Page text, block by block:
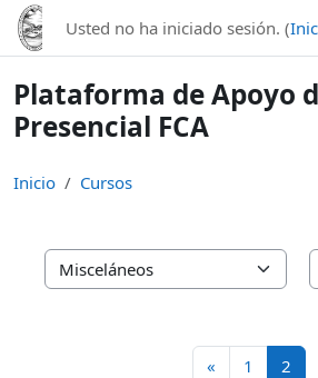
Saltar al contenido principal
Usted no ha iniciado sesión. (
Plataforma de Apoyo
Presencial FCA
Inicio Cursos
Categorías
« Página
1 Página 1
2